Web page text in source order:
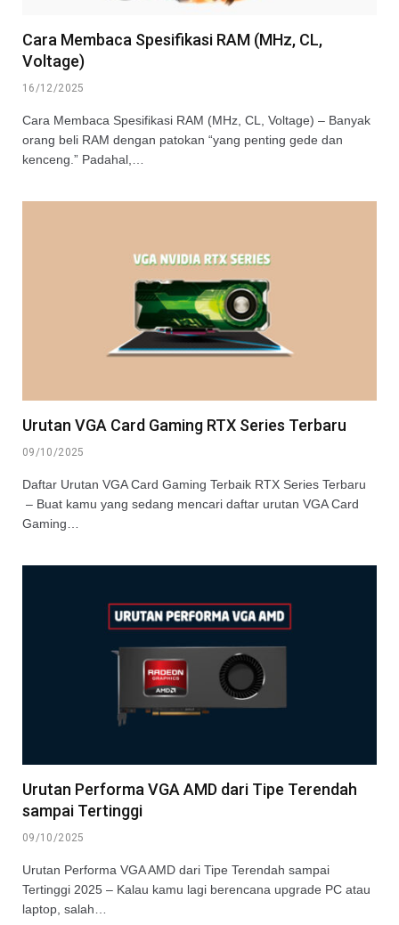
Cara Membaca Spesifikasi RAM (MHz, CL,
Voltage)
16/12/2025
Cara Membaca Spesifikasi RAM (MHz, CL, Voltage) – Banyak
orang beli RAM dengan patokan “yang penting gede dan
kenceng.” Padahal,…
Urutan VGA Card Gaming RTX Series Terbaru
09/10/2025
Daftar Urutan VGA Card Gaming Terbaik RTX Series Terbaru
– Buat kamu yang sedang mencari daftar urutan VGA Card
Gaming…
Urutan Performa VGA AMD dari Tipe Terendah
sampai Tertinggi
09/10/2025
Urutan Performa VGA AMD dari Tipe Terendah sampai
Tertinggi 2025 – Kalau kamu lagi berencana upgrade PC atau
laptop, salah…